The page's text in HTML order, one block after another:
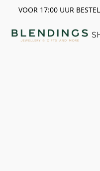
VOOR 17:00 UUR